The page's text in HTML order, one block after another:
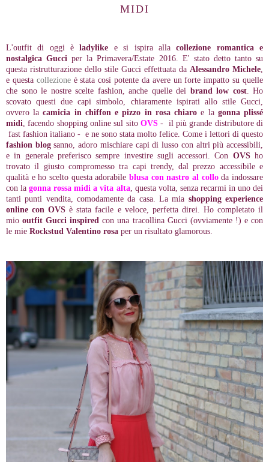
MIDI
L'outfit di oggi èladylike e si ispira allacollezione romantica e
nostalgica Gucci per la Primavera/Estate 2016. E' stato detto tanto su
questa ristrutturazione dello stile Gucci effettuata da Alessandro Michele,
e questa collezioneè stata così potente da avere un forte impatto su quelle
che sono le nostre scelte fashion, anche quelle dei brand low cost. Ho
scovato questi due capi simbolo, chiaramente ispirati allo stile Gucci,
ovvero lacamicia in chiffon e pizzo in rosa chiaro e la gonna plissé
midi, facendo shopping online sul sito OVS- il più grande distributore di
fast fashion italiano - e ne sono stata molto felice. Come i lettori di questo
fashion blogsanno, adoro mischiare capi di lusso con altri più accessibili,
e in generale preferisco sempre investire sugli accessori. Con OVSho
trovato il giusto compromesso tra capi trendy, dal prezzo accessibile e
qualità e ho scelto questa adorabile blusa con nastro al colloda indossare
con lagonna rossa midi a vita alta, questa volta, senza recarmi in uno dei
tanti punti vendita, comodamente da casa. La mia shopping experience
online con OVS è stata facile e veloce, perfetta direi. Ho completato il
miooutfit Gucci inspiredcon una tracollina Gucci (ovviamente !) e con
le mie Rockstud Valentino rosa per un risultato glamorous.